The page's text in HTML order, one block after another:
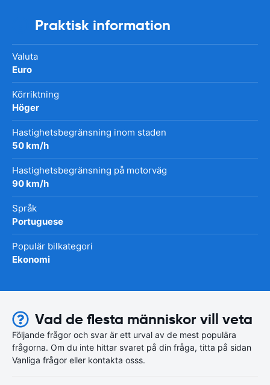
Praktisk information
Valuta
Euro
Körriktning
Höger
Hastighetsbegränsning inom staden
50 km/h
Hastighetsbegränsning på motorväg
90 km/h
Språk
Portuguese
Populär bilkategori
Ekonomi
Vad de flesta människor vill veta
Följande frågor och svar är ett urval av de mest populära
frågorna. Om du inte hittar svaret på din fråga, titta på sidan
Vanliga frågor eller kontakta osss.